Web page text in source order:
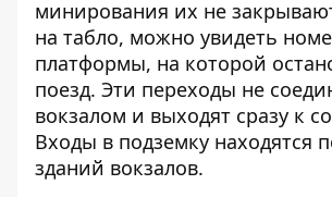
минирования их не
на табло, можно увидеть
платформы, на которой
поезд. Эти переходы не
вокзалом и выходят сразу к
Входы в подземку находятся
зданий вокзалов.